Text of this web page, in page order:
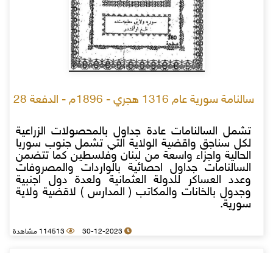
سالنامة سورية عام 1316 هجري - 1896م - الدفعة 28
تشمل السالنامات عادة جداول بالمحصولات الزراعية
لكل سناجق واقضية الولاية التي تشمل جنوب سوريا
الحالية واجزاء واسعة من لبنان وفلسطين كما تتضمن
السالنامات جداول احصائية بالواردات والمصروفات
وعدد العساكر للدولة العثمانية ولعدة دول اجنبية
وجدول بالخانات والمكاتب ( المدارس ) لاقضية ولاية
سورية.
30-12-2023 114513 مشاهدة